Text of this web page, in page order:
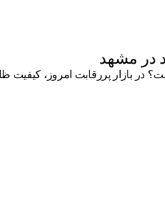
در مشهد
در بازار پررقابت امروز،